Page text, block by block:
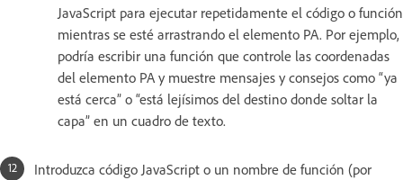
JavaScript para ejecutar repetidamente el código o función
mientras se esté arrastrando el elemento PA. Por ejemplo,
podría escribir una función que controle las coordenadas
del elemento PA y muestre mensajes y consejos como “ya
está cerca” o “está lejísimos del destino donde soltar la
capa” en un cuadro de texto.
Introduzca código JavaScript o un nombre de función (por